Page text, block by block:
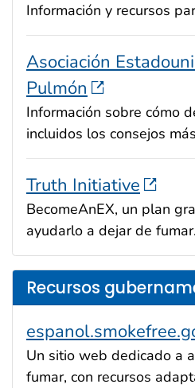
Información y recursos
Asociación
Pulmón
Información sobre cómo
incluidos los consejos
Truth Initiative
BecomeAnEX, un plan
ayudarlo a dejar de fumar.
Recursos
Un sitio web dedicado a
fumar, con recursos